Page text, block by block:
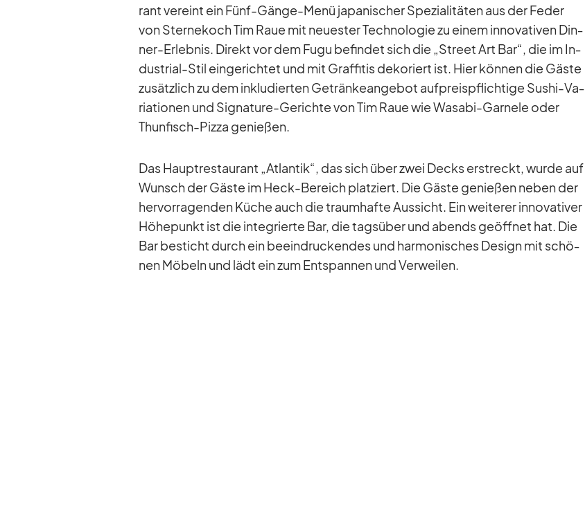
rant ver­eint ein Fünf-Gänge-Menü ja­pa­ni­scher Spe­zia­li­tä­ten aus der Fe­der
von Ster­ne­koch Tim Raue mit neu­es­ter Tech­no­lo­gie zu ei­nem in­no­va­ti­ven Din­
ner-Er­leb­nis. Di­rekt vor dem Fugu be­fin­det sich die „Street Art Bar“, die im In­
dus­trial-Stil ein­ge­rich­tet und mit Graf­fi­tis de­ko­riert ist. Hier kön­nen die Gäste
zu­sätz­lich zu dem in­klu­dier­ten Ge­trän­ke­an­ge­bot auf­preis­pflich­tige Su­shi-Va­
ria­tio­nen und Si­gna­ture-Ge­richte von Tim Raue wie Wa­sabi-Gar­nele oder
Thun­fisch-Pizza ge­nie­ßen.
Das Haupt­re­stau­rant „At­lan­tik“, das sich über zwei Decks er­streckt, wurde auf
Wunsch der Gäste im Heck-Be­reich plat­ziert. Die Gäste ge­nie­ßen ne­ben der
her­vor­ra­gen­den Kü­che auch die traum­hafte Aus­sicht. Ein wei­te­rer in­no­va­ti­ver
Hö­he­punkt ist die in­te­grierte Bar, die tags­über und abends ge­öff­net hat. Die
Bar be­sticht durch ein be­ein­dru­cken­des und har­mo­ni­sches De­sign mit schö­
nen Mö­beln und lädt ein zum Ent­span­nen und Ver­wei­len.